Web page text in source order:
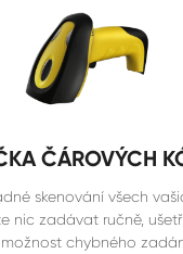
ČÁROVÝCH
skenování všech
nic zadávat ručně,
chybného